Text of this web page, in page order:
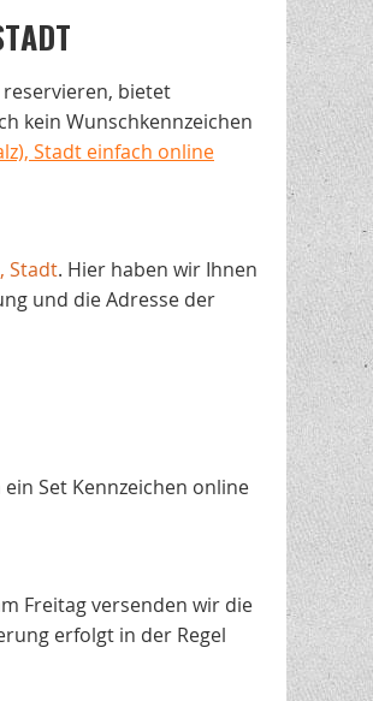
reservieren, bietet
kein Wunschkennzeichen
Stadt einfach online
Stadt. Hier haben wir Ihnen
und die Adresse der
Set Kennzeichen online
Freitag versenden wir die
erfolgt in der Regel